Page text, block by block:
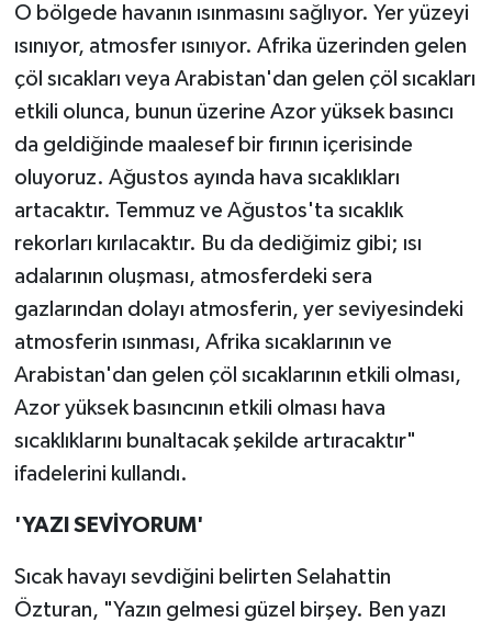
O bölgede havanın ısınmasını sağlıyor. Yer yüzeyi
ısınıyor, atmosfer ısınıyor. Afrika üzerinden gelen
çöl sıcakları veya Arabistan'dan gelen çöl sıcakları
etkili olunca, bunun üzerine Azor yüksek basıncı
da geldiğinde maalesef bir fırının içerisinde
oluyoruz. Ağustos ayında hava sıcaklıkları
artacaktır. Temmuz ve Ağustos'ta sıcaklık
rekorları kırılacaktır. Bu da dediğimiz gibi; ısı
adalarının oluşması, atmosferdeki sera
gazlarından dolayı atmosferin, yer seviyesindeki
atmosferin ısınması, Afrika sıcaklarının ve
Arabistan'dan gelen çöl sıcaklarının etkili olması,
Azor yüksek basıncının etkili olması hava
sıcaklıklarını bunaltacak şekilde artıracaktır"
ifadelerini kullandı.
'YAZI SEVİYORUM'
Sıcak havayı sevdiğini belirten Selahattin
Özturan, "Yazın gelmesi güzel birşey. Ben yazı